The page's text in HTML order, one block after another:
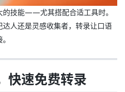
的技能——尤其搭配合适工具时。
人还是灵感收集者，转录让口语
快速免费转录